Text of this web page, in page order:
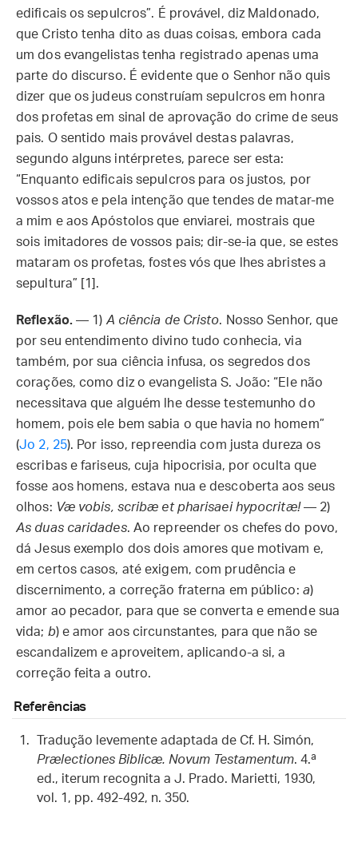
edificais os sepulcros”. É provável, diz Maldonado,
que Cristo tenha dito as duas coisas, embora cada
um dos evangelistas tenha registrado apenas uma
parte do discurso. É evidente que o Senhor não quis
dizer que os judeus construíam sepulcros em honra
dos profetas em sinal de aprovação do crime de seus
pais. O sentido mais provável destas palavras,
segundo alguns intérpretes, parece ser esta:
“Enquanto edificais sepulcros para os justos, por
vossos atos e pela intenção que tendes de matar-me
a mim e aos Apóstolos que enviarei, mostrais que
sois imitadores de vossos pais; dir-se-ia que, se estes
mataram os profetas, fostes vós que lhes abristes a
sepultura” [1].
Reflexão.— 1) A ciência de Cristo. Nosso Senhor, que
por seu entendimento divino tudo conhecia, via
também, por sua ciência infusa, os segredos dos
corações, como diz o evangelista S. João: “Ele não
necessitava que alguém lhe desse testemunho do
homem, pois ele bem sabia o que havia no homem”
(Jo 2, 25). Por isso, repreendia com justa dureza os
escribas e fariseus, cuja hipocrisia, por oculta que
fosse aos homens, estava nua e descoberta aos seus
olhos: Væ vobis, scribæ et pharisaei hypocritæ!— 2)
As duas caridades. Ao repreender os chefes do povo,
dá Jesus exemplo dos dois amores que motivam e,
em certos casos, até exigem, com prudência e
discernimento, a correção fraterna em público: a)
amor ao pecador, para que se converta e emende sua
vida; b) e amor aos circunstantes, para que não se
escandalizem e aproveitem, aplicando-a si, a
correção feita a outro.
Referências
Tradução levemente adaptada de Cf. H. Simón,
Prælectiones Biblicæ. Novum Testamentum. 4.ª
ed., iterum recognita a J. Prado. Marietti, 1930,
vol. 1, pp. 492-492, n. 350.